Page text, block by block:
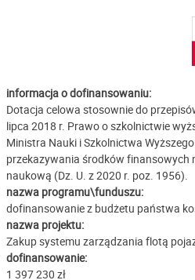
informacja o dofinansowaniu:
Dotacja celowa stosownie do
lipca 2018 r. Prawo o szkolnictwie
Ministra Nauki i Szkolnictwa
przekazywania środków finansowych
naukową (Dz. U. z 2020 r. poz. 1956).
nazwa programu\funduszu:
dofinansowanie z budżetu państwa
nazwa projektu:
Zakup systemu zarządzania flotą
dofinansowanie:
1 397 230 zł